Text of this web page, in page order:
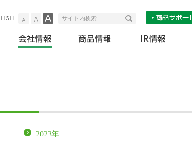
小 大
サイト内検索 検索
2023年